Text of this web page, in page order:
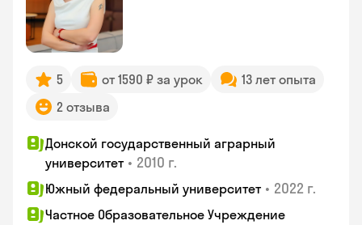
5 от 1590 ₽ за урок
13 лет опыта
2 отзыва
Донской государственный аграрный
университет • 2010 г.
Южный федеральный университет • 2022 г.
Частное Образовательное Учреждение